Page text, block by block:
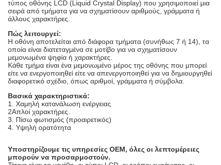
τύπος οθόνης LCD (Liquid Crystal Display) που χρησιμοποιεί μια
σειρά από τμήματα για να σχηματίσουν αριθμούς, γράμματα ή
άλλους χαρακτήρες.
Πώς λειτουργεί:
Η οθόνη αποτελείται από διάφορα τμήματα (συνήθως 7 ή 14), τα
οποία είναι διατεταγμένα σε μοτίβο για να σχηματίσουν
μεμονωμένα ψηφία ή χαρακτήρες.
Κάθε τμήμα είναι ένα μεμονωμένο μέρος της οθόνης που μπορεί
είτε να ενεργοποιηθεί είτε να απενεργοποιηθεί για να δημιουργηθεί
διαφορετικό σχέδιο, όπως αριθμοί, γράμματα ή σύμβολα.
Βασικά χαρακτηριστικά:
1. Χαμηλή κατανάλωση ενέργειας
2Απλοί χαρακτήρες.
3. Πίσω φωτισμός (προαιρετικός)
4. Υψηλή ορατότητα
Υποστηρίζουμε τις υπηρεσίες OEM, όλες οι λεπτομέρειες
μπορούν να προσαρμοστούν.